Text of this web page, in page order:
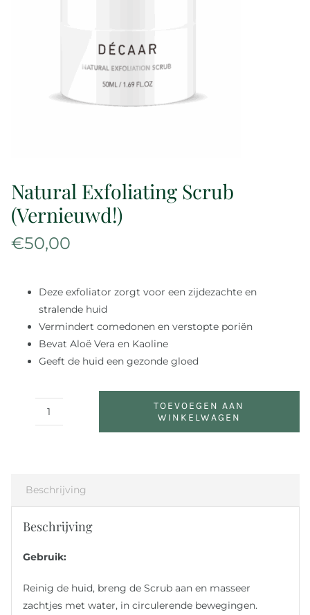
Reviews
Contact
Natural Exfoliating Scrub
(Vernieuwd!)
€50,00
Deze exfoliator zorgt voor een zijdezachte en
stralende huid
Vermindert comedonen en verstopte poriën
Bevat Aloë Vera en Kaoline
Geeft de huid een gezonde gloed
Natural
Exfoliating
aantal
TOEVOEGEN AAN
WINKELWAGEN
Beschrijving
Beschrijving
Gebruik:
Reinig de huid, breng de Scrub aan en masseer
zachtjes met water, in circulerende bewegingen.